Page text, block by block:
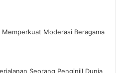
Moderasi Beragama
Seorang Penginjil Dunia